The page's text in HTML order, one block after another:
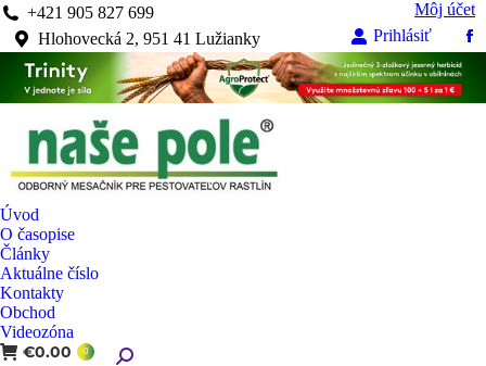
+421 905 827 699
Hlohovecká 2, 951 41 Lužianky
Môj účet
Prihlásiť
Úvod
O časopise
Články
Aktuálne číslo
Kontakty
Obchod
Videozóna
€0.00 0 Search: